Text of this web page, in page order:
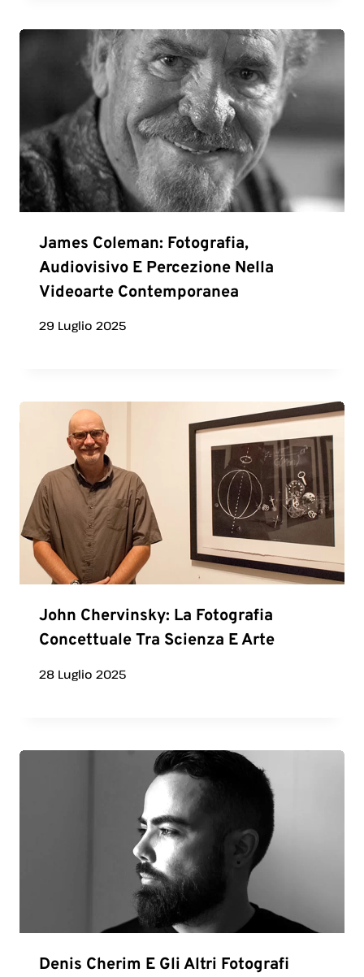
James Coleman: Fotografia,
Audiovisivo E Percezione Nella
Videoarte Contemporanea
29 Luglio 2025
John Chervinsky: La Fotografia
Concettuale Tra Scienza E Arte
28 Luglio 2025
Denis Cherim E Gli Altri Fotografi